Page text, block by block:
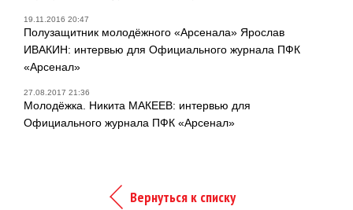
19.11.2016 20:47
Полузащитник молодёжного «Арсенала» Ярослав
ИВАКИН: интервью для Официального журнала ПФК
«Арсенал»
27.08.2017 21:36
Молодёжка. Никита МАКЕЕВ: интервью для
Официального журнала ПФК «Арсенал»
Вернуться к списку